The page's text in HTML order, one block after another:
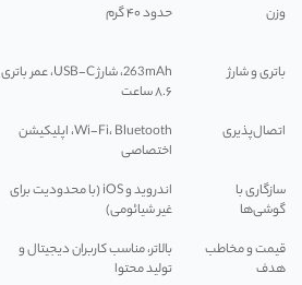
وزن
حدود ۴۰ گرم
باتری و شارژ
263mAh، شارژ USB-C، عمر باتری
۸.۶ ساعت
اتصال‌پذیری
Wi-Fi، Bluetooth، اپلیکیشن
اختصاصی
سازگاری با
گوشی‌ها
اندروید و iOS (با محدودیت برای
غیر شیائومی)
قیمت و مخاطب
هدف
بالاتر، مناسب کاربران دیجیتال و
تولید محتوا